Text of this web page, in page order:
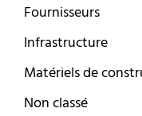
Fournisseurs
Infrastructure
Matériels de
Non classé